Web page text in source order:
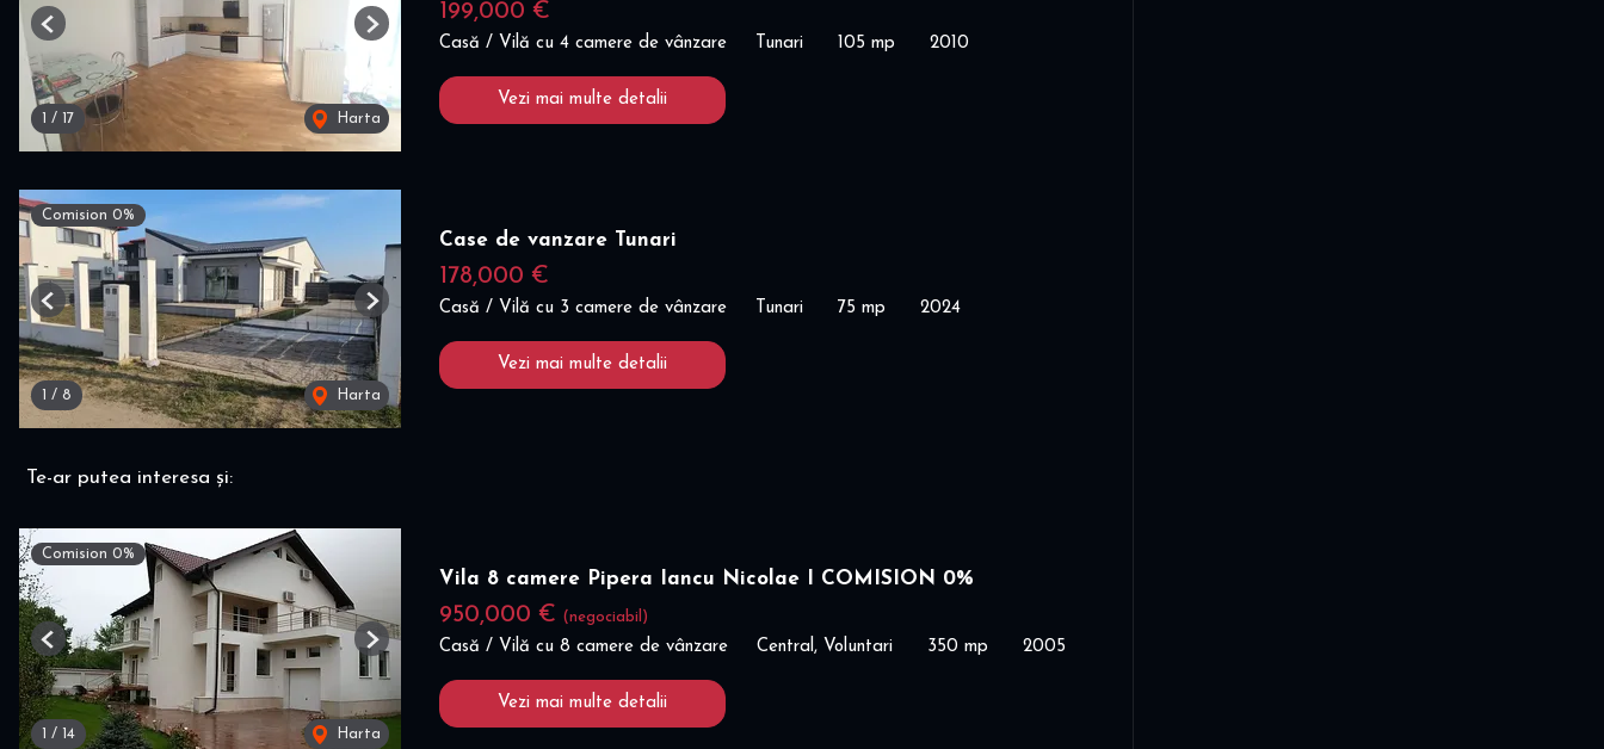
1 / 17 Harta
Previous Next
199,000 €
Casă / Vilă cu 4 camere de vânzare Tunari 105 mp 2010
Vezi mai multe detalii
Comision 0%
1 / 8 Harta
Previous Next
Case de vanzare Tunari
178,000 €
Casă / Vilă cu 3 camere de vânzare Tunari 75 mp 2024
Vezi mai multe detalii
Te-ar putea interesa și:
Comision 0%
1 / 14 Harta
Previous Next
Vila 8 camere Pipera Iancu Nicolae I COMISION 0%
950,000 € (negociabil)
Casă / Vilă cu 8 camere de vânzare Central, Voluntari 350 mp 2005
Vezi mai multe detalii